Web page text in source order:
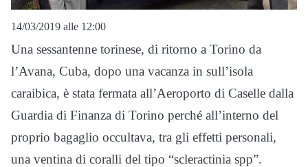
14/03/2019 alle 12:00
Una sessantenne torinese, di ritorno a Torino da
l’Avana, Cuba, dopo una vacanza in sull’isola
caraibica, è stata fermata all’Aeroporto di Caselle dalla
Guardia di Finanza di Torino perché all’interno del
proprio bagaglio occultava, tra gli effetti personali,
una ventina di coralli del tipo “scleractinia spp”.